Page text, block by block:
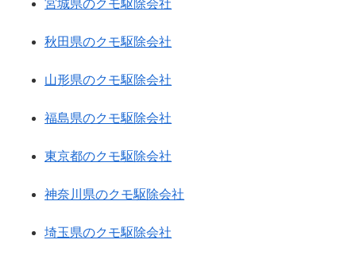
宮城県のクモ駆除会社
秋田県のクモ駆除会社
山形県のクモ駆除会社
福島県のクモ駆除会社
東京都のクモ駆除会社
神奈川県のクモ駆除会社
埼玉県のクモ駆除会社